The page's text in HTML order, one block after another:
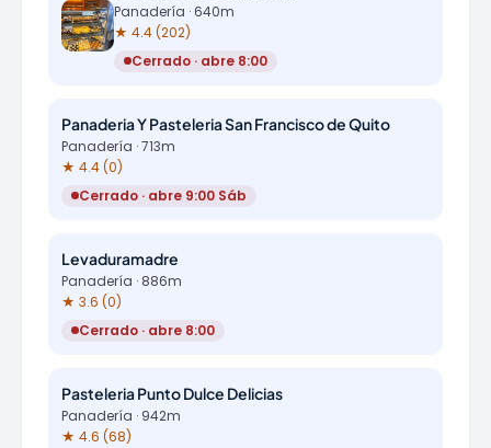
Panadería · 640m
★ 4.4 (202)
Cerrado · abre 8:00
Panaderia Y Pasteleria San Francisco de Quito
Panadería · 713m
★ 4.4 (0)
Cerrado · abre 9:00 Sáb
Levaduramadre
Panadería · 886m
★ 3.6 (0)
Cerrado · abre 8:00
Pasteleria Punto Dulce Delicias
Panadería · 942m
★ 4.6 (68)